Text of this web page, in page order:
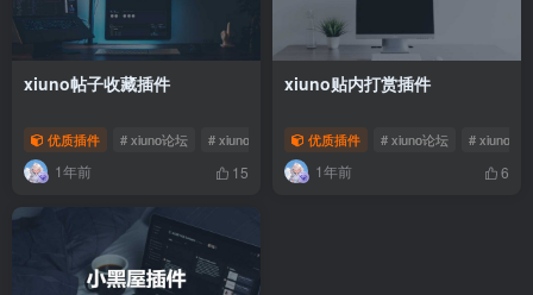
xiuno帖子收藏插件
优质插件 # xiuno论坛 # xiuno插件
1年前 15
xiuno贴内打赏插件
优质插件 # xiuno论坛 # xiuno插
1年前 6